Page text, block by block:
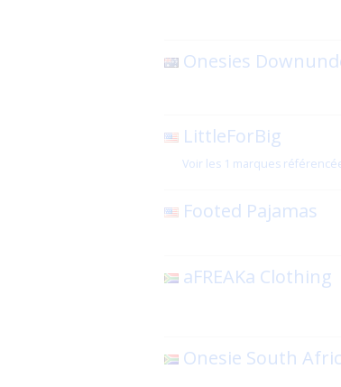
Onesies
LittleForBig
Voir les 1 marques
Footed Pajamas
aFREAKa Clothing
Onesie South